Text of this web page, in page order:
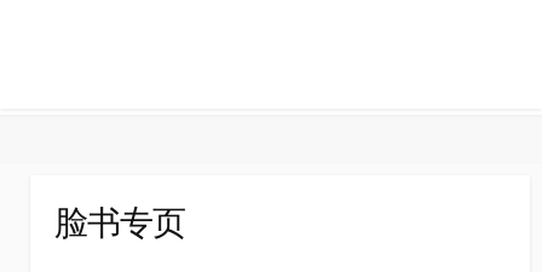
脸书专页